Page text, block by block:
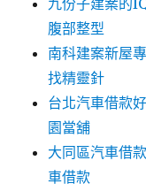
九份子建案的
腹部整型
南科建案新屋
找精靈針
台北汽車借款
園當舖
大同區汽車借
車借款